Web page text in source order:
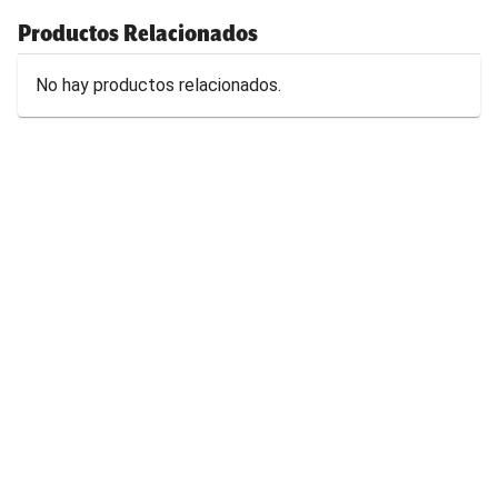
Productos Relacionados
No hay productos relacionados.